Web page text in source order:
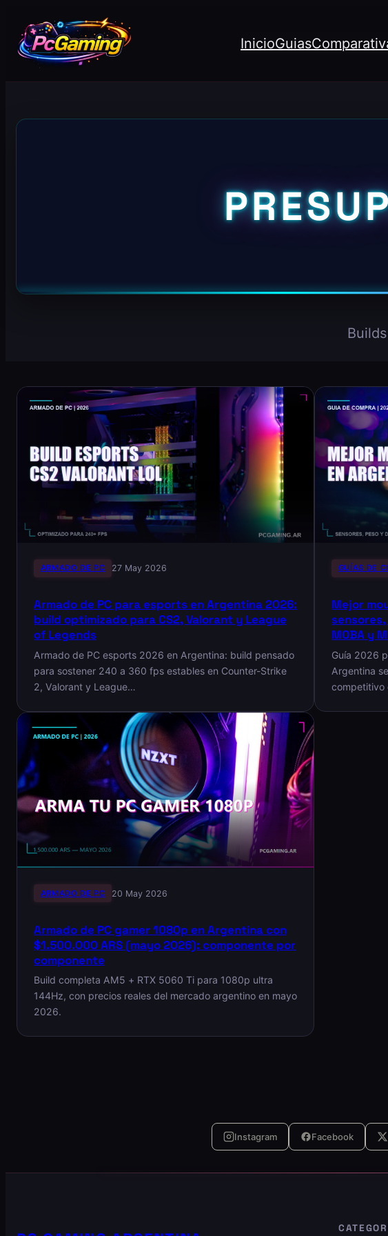
InicioGuias
ARMADO DE PC 27 May 2026
Armado de PC para esports en Argentina 2026:
build optimizado para CS2, Valorant y League
of Legends
Armado de PC esports 2026 en Argentina: build pensado
para sostener 240 a 360 fps estables en Counter-Strike
2, Valorant y League…
GUÍAS DE
Mejor
sensores,
MOBA y
Guía 2026
Argentina
competitivo
ARMADO DE PC 20 May 2026
Armado de PC gamer 1080p en Argentina con
$1.500.000 ARS (mayo 2026): componente por
componente
Build completa AM5 + RTX 5060 Ti para 1080p ultra
144Hz, con precios reales del mercado argentino en mayo
2026.
Instagram Facebook